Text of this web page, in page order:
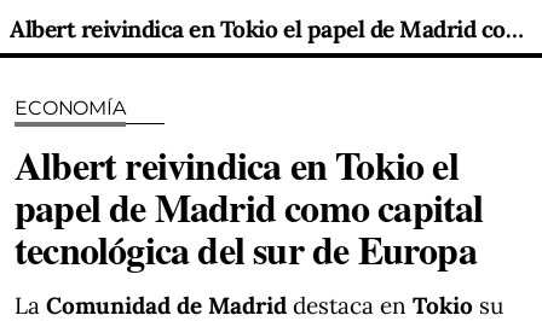
Albert reivindica en Tokio el papel de Madrid como capital tecnológica del sur de Europa
ECONOMÍA
Albert reivindica en Tokio el
papel de Madrid como capital
tecnológica del sur de Europa
La Comunidad de Madrid destaca en Tokio su